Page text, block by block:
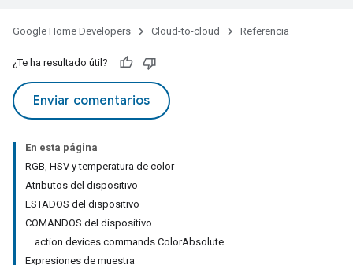
Google Home Developers Cloud-to-cloud Referencia
¿Te ha resultado útil?
Enviar comentarios
En esta página
RGB, HSV y temperatura de color
Atributos del dispositivo
ESTADOS del dispositivo
COMANDOS del dispositivo
action.devices.commands.ColorAbsolute
Expresiones de muestra